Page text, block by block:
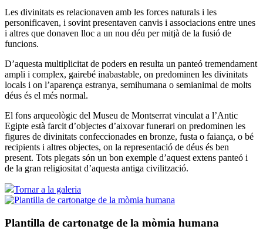
Les divinitats es relacionaven amb les forces naturals i les
personificaven, i sovint presentaven canvis i associacions entre unes
i altres que donaven lloc a un nou déu per mitjà de la fusió de
funcions.
D’aquesta multiplicitat de poders en resulta un panteó tremendament
ampli i complex, gairebé inabastable, on predominen les divinitats
locals i on l’aparença estranya, semihumana o semianimal de molts
déus és el més normal.
El fons arqueològic del Museu de Montserrat vinculat a l’Antic
Egipte està farcit d’objectes d’aixovar funerari on predominen les
figures de divinitats confeccionades en bronze, fusta o faiança, o bé
recipients i altres objectes, on la representació de déus és ben
present. Tots plegats són un bon exemple d’aquest extens panteó i
de la gran religiositat d’aquesta antiga civilització.
Tornar a la galeria
Plantilla de cartonatge de la mòmia humana